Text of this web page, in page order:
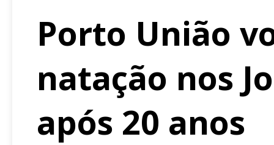
Porto União
natação nos
após 20 anos